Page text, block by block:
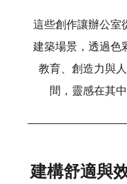
這些創作讓辦公室
建築場景，透過色
教育、創造力與
間，靈感在其
建構舒適與